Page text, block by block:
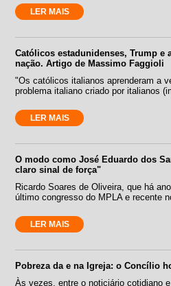
LER MAIS
Católicos estadunidenses, Trump e
nação. Artigo de Massimo Faggioli
"Os católicos italianos aprenderam a
problema italiano criado por italianos
LER MAIS
O modo como José Eduardo dos
claro sinal de força"
Ricardo Soares de Oliveira, que há
último congresso do MPLA e recente
LER MAIS
Pobreza da e na Igreja: o Concílio
Às vezes, entre o noticiário cotidiano